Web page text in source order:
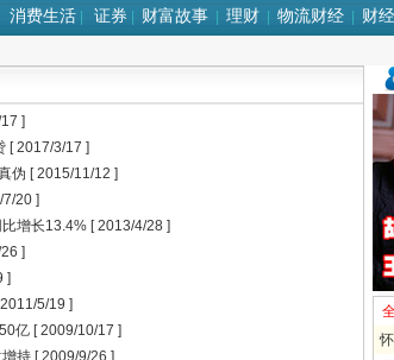
消费生活 证券 财富故事 理财 物流财经 财
]
[ 2017/3/17 ]
伪 [ 2015/11/12 ]
7/20 ]
增长13.4% [ 2013/4/28 ]
]
]
2011/5/19 ]
亿 [ 2009/10/17 ]
持 [ 2009/9/26 ]